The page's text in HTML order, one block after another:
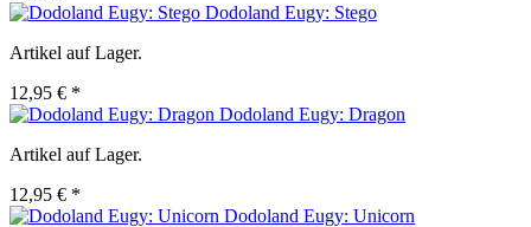
Dodoland Eugy: Stego
Artikel auf Lager.
12,95 € *
Dodoland Eugy: Dragon
Artikel auf Lager.
12,95 € *
Dodoland Eugy: Unicorn